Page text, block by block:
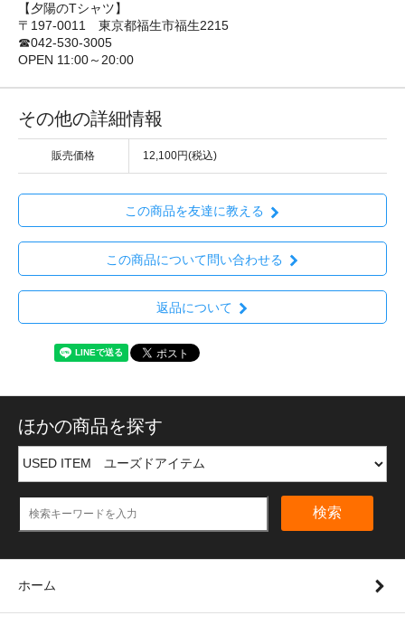
【夕陽のTシャツ】
〒197-0011 東京都福生市福生2215
☎042-530-3005
OPEN 11:00～20:00
その他の詳細情報
販売価格 12,100円(税込)
この商品を友達に教える
この商品について問い合わせる
返品について
ほかの商品を探す
検索
ホーム